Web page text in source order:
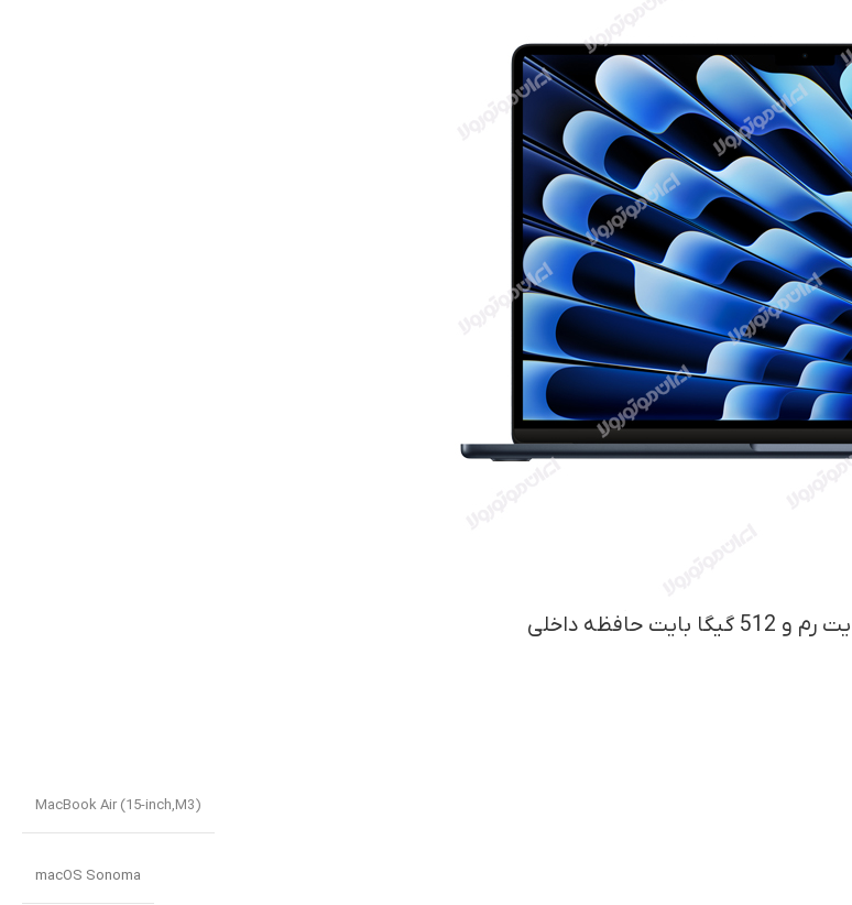
MacBook Air (15-inch,M3)
macOS Sonoma